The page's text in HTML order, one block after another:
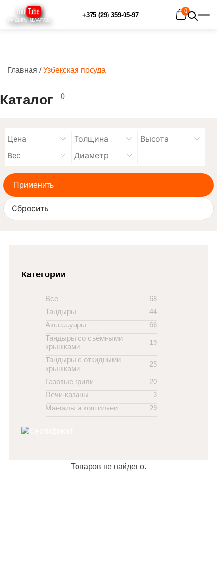
+375 (29) 359-05-97 0
Главная
Доставка и оплата
Главная /Узбекская посуда
Каталог 0
Применить
Сбросить
Категории
Все
68
Тандыры
44
Аксессуары
66
Тандыры со съёмными
крышками
19
Тандыры с откидными
крышками
25
Газовые грили
20
Печи-казаны
3
Мангалы и коптильни
29
Товаров не найдено.